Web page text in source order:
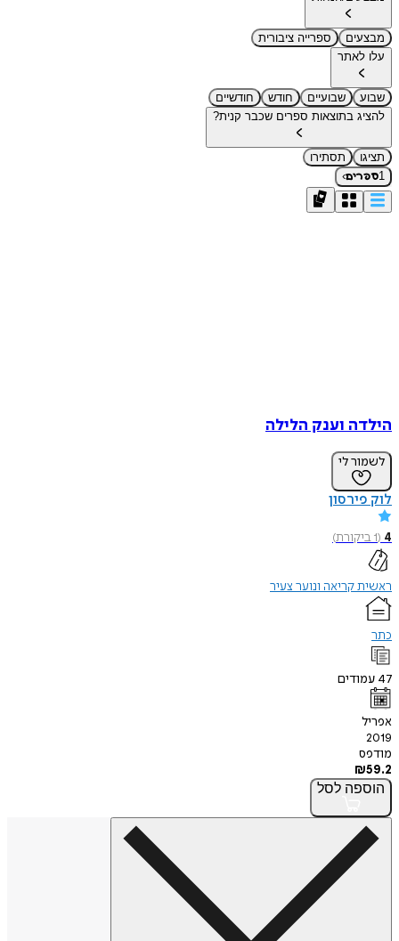
מבצעים
ספרייה ציבורית
עלו לאתר
שבוע שבועיים חודש
חודשיים
להציג בתוצאות ספרים שכבר קנית?
תציגו
תסתירו
1ספרים›
הילדה וענק הלילה
לשמור לי
לוק פירסון
4
(
1ביקורת)
ראשית קריאה ונוער צעיר
כתר
47 עמודים
אפריל
2019
מודפס
₪59.2
הוספה לסל